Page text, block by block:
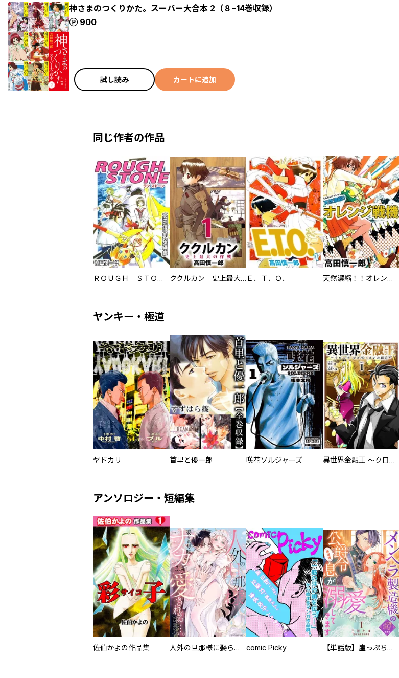
神さまのつくりかた。スーパー大合本 2（８−14巻収録）
900
ポイント
試し読み カートに追加
同じ作者の作品
ＲＯＵＧＨ ＳＴＯＮＥ 高田慎一郎短編集 ククルカン 史上最大の作戦 Ｅ．Ｔ．Ｏ． 天然濃縮！！オレンジ戦機
ヤンキー・極道
ヤドカリ 首里と優一郎 咲花ソルジャーズ 異世界金融王 ～クローネ・ゴルディオンの覇道～
アンソロジー・短編集
佐伯かよの作品集 人外の旦那様に娶られ毎晩ナカまで愛される…。アンソロジー comic Picky 【単話版】崖っぷち令嬢ですが、意地と策略で幸せになります！シリーズ